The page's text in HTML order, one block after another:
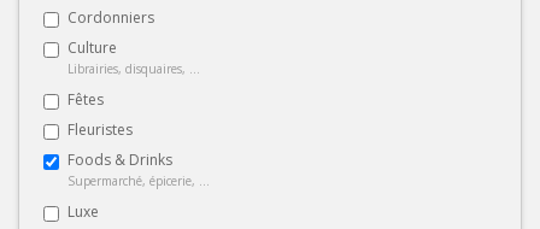
Cordonniers
Culture
Librairies, disquaires, ...
Fêtes
Fleuristes
Foods & Drinks
Supermarché, épicerie, ...
Luxe